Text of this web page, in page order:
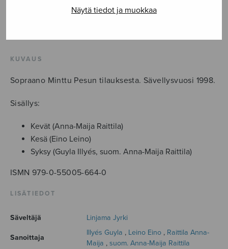
Näytä tiedot ja muokkaa
KUVAUS
Sopraano Minttu Pesun tilauksesta. Sävellysvuosi 1998.
Sisällys:
Kevät (Anna-Maija Raittila)
Kesä (Eino Leino)
Syksy (Guyla Illyés, suom. Anna-Maija Raittila)
ISMN 979-0-55005-664-0
LISÄTIEDOT
Säveltäjä Linjama Jyrki
Sanoittaja
Illyés Guyla , Leino Eino , Raittila Anna-
Maija , suom. Anna-Maija Raittila